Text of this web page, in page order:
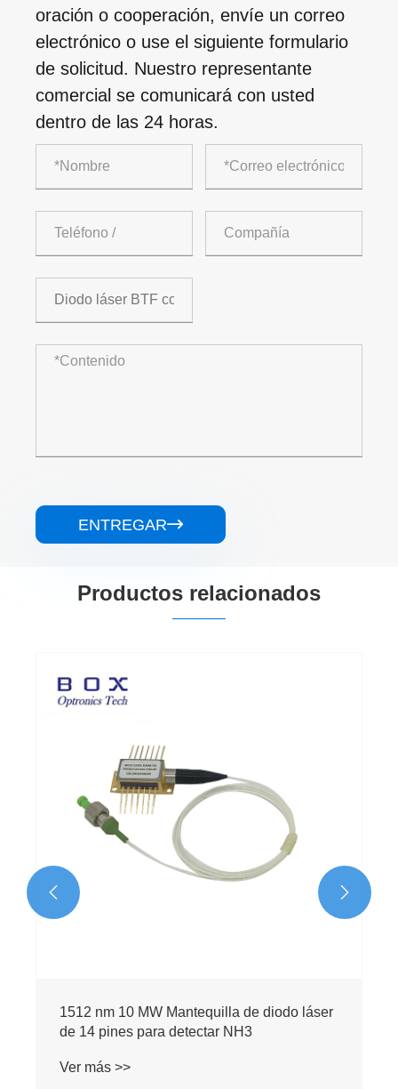
oración o cooperación, envíe un correo
electrónico o use el siguiente formulario
de solicitud. Nuestro representante
comercial se comunicará con usted
dentro de las 24 horas.
ENTREGAR
Productos relacionados
1567 nm DFB Butterfly Laser Dior para
medir CO
Ver más >>
 